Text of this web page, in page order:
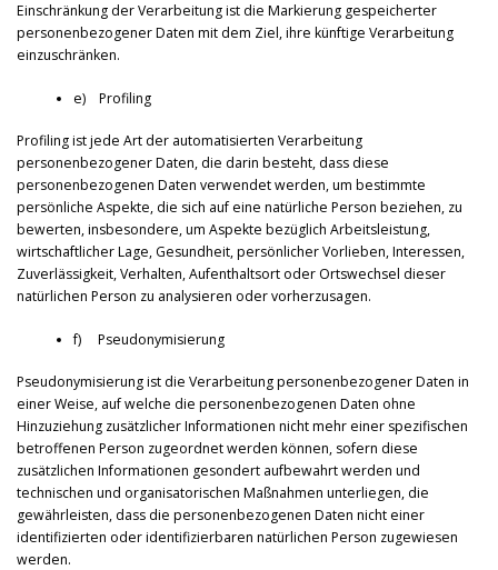
Einschränkung der Verarbeitung ist die Markierung gespeicherter
personenbezogener Daten mit dem Ziel, ihre künftige Verarbeitung
einzuschränken.
e) Profiling
Profiling ist jede Art der automatisierten Verarbeitung
personenbezogener Daten, die darin besteht, dass diese
personenbezogenen Daten verwendet werden, um bestimmte
persönliche Aspekte, die sich auf eine natürliche Person beziehen, zu
bewerten, insbesondere, um Aspekte bezüglich Arbeitsleistung,
wirtschaftlicher Lage, Gesundheit, persönlicher Vorlieben, Interessen,
Zuverlässigkeit, Verhalten, Aufenthaltsort oder Ortswechsel dieser
natürlichen Person zu analysieren oder vorherzusagen.
f) Pseudonymisierung
Pseudonymisierung ist die Verarbeitung personenbezogener Daten in
einer Weise, auf welche die personenbezogenen Daten ohne
Hinzuziehung zusätzlicher Informationen nicht mehr einer spezifischen
betroffenen Person zugeordnet werden können, sofern diese
zusätzlichen Informationen gesondert aufbewahrt werden und
technischen und organisatorischen Maßnahmen unterliegen, die
gewährleisten, dass die personenbezogenen Daten nicht einer
identifizierten oder identifizierbaren natürlichen Person zugewiesen
werden.